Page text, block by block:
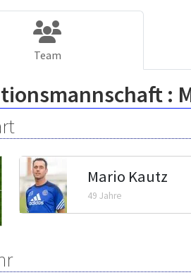
Team
:
Mario Kautz
49 Jahre